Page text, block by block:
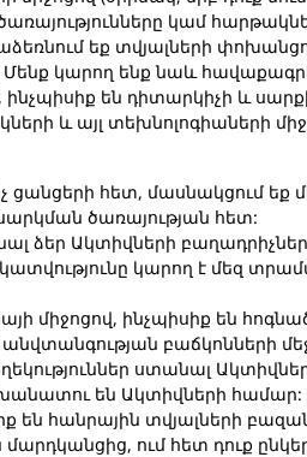
կամ
եք տվյալների
Մենք կարող ենք նաև
ինչպիսիք են դիտարկիչի և
և այլ տեխնոլոգիաների
ցանցերի հետ, մասնակցում եք
ծառայության հետ:
ձեր Ակտիվների
կարող է մեզ
միջոցով, ինչպիսիք են
բաճկոնների
ստանալ
են Ակտիվների համար:
են հանրային տվյալների
ում հետ դուք